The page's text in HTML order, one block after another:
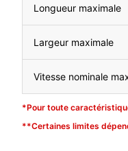
Longueur maximale
Largeur maximale
Vitesse nominale
*Pour toute
**Certaines limites